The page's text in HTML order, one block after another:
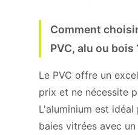
Comment
PVC, alu ou bois
Le PVC offre un
prix et ne nécessite
L'aluminium est
baies vitrées avec